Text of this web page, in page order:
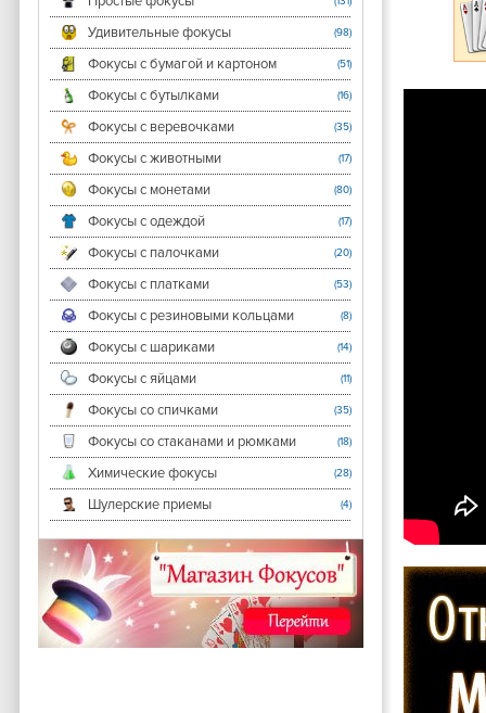
Удивительные фокусы (98)
Фокусы с бумагой и картоном (51)
Фокусы с бутылками (16)
Фокусы с веревочками (35)
Фокусы с животными (17)
Фокусы с монетами (80)
Фокусы с одеждой (17)
Фокусы с палочками (20)
Фокусы с платками (53)
Фокусы с резиновыми кольцами (8)
Фокусы с шариками (14)
Фокусы с яйцами (11)
Фокусы со спичками (35)
Фокусы со стаканами и рюмками (18)
Химические фокусы (28)
Шулерские приемы (4)